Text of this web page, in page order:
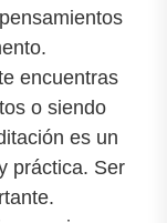
encuentras
o siendo
es un
práctica. Ser